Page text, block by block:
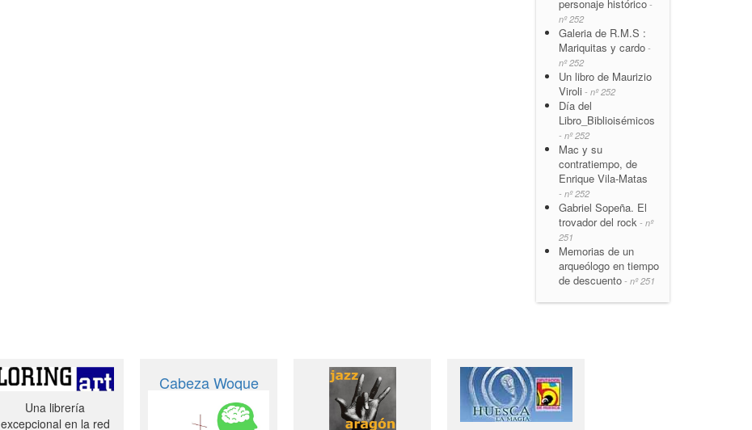
personaje histórico -
nº 252
Galeria de R.M.S :
Mariquitas y cardo -
nº 252
Un libro de Maurizio
Viroli - nº 252
Día del
Libro_Biblioisémicos
- nº 252
Mac y su
contratiempo, de
Enrique Vila-Matas
- nº 252
Gabriel Sopeña. El
trovador del rock - nº
251
Memorias de un
arqueólogo en tiempo
de descuento - nº 251
Una librería
excepcional en la red
Cabeza Woque